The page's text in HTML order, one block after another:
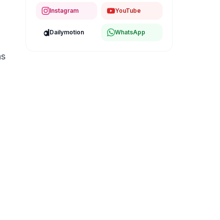
Instagram YouTube
Dailymotion WhatsApp